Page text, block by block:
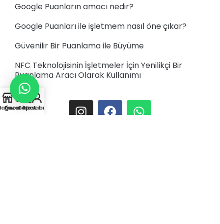
Google Puanların amacı nedir?
Google Puanları ile işletmem nasıl öne çıkar?
Güvenilir Bir Puanlama ile Büyüme
NFC Teknolojisinin İşletmeler İçin Yenilikçi Bir
Puanlama Aracı Olarak Kullanımı
Favoriler
0
Sepet
Hesabım